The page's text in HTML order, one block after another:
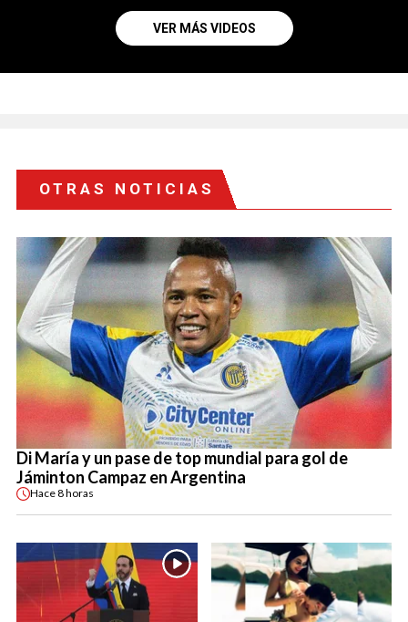
VER MÁS VIDEOS
OTRAS NOTICIAS
Di María y un pase de top mundial para gol de
Jáminton Campaz en Argentina
Hace8 horas